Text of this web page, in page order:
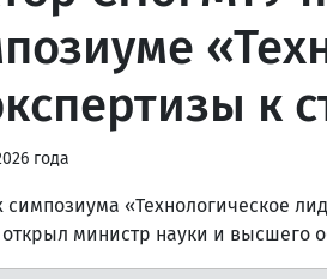
к
года
симпозиума «Технологическое
министр науки и высшего